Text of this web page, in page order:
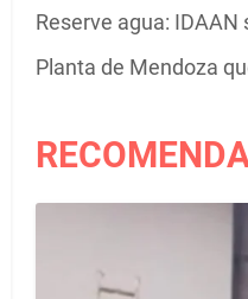
Reserve agua:
Planta de Mendoza